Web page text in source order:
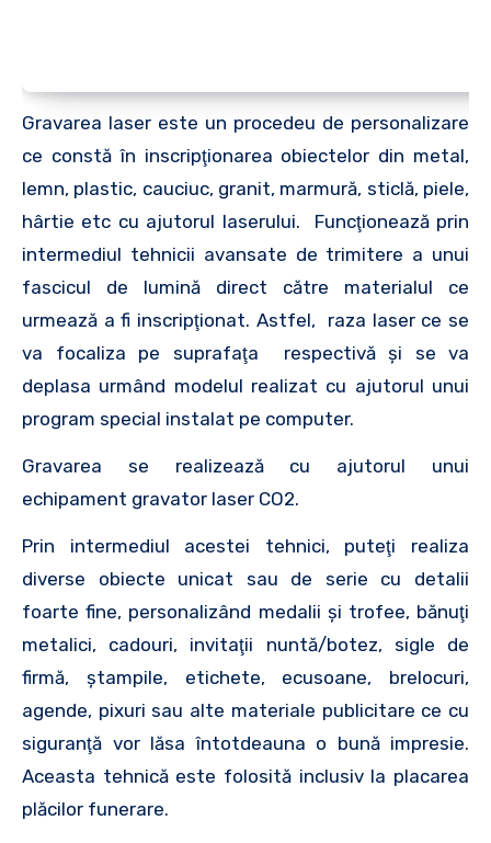
Gravarea laser este un procedeu de personalizare
ce constă în inscripţionarea obiectelor din metal,
lemn, plastic, cauciuc, granit, marmură, sticlă, piele,
hârtie etc cu ajutorul laserului. Funcţionează prin
intermediul tehnicii avansate de trimitere a unui
fascicul de lumină direct către materialul ce
urmează a fi inscripţionat. Astfel, raza laser ce se
va focaliza pe suprafaţa respectivă şi se va
deplasa urmând modelul realizat cu ajutorul unui
program special instalat pe computer.
Gravarea se realizează cu ajutorul unui
echipament gravator laser CO2.
Prin intermediul acestei tehnici, puteţi realiza
diverse obiecte unicat sau de serie cu detalii
foarte fine, personalizând medalii şi trofee, bănuţi
metalici, cadouri, invitaţii nuntă/botez, sigle de
firmă, ştampile, etichete, ecusoane, brelocuri,
agende, pixuri sau alte materiale publicitare ce cu
siguranţă vor lăsa întotdeauna o bună impresie.
Aceasta tehnică este folosită inclusiv la placarea
plăcilor funerare.